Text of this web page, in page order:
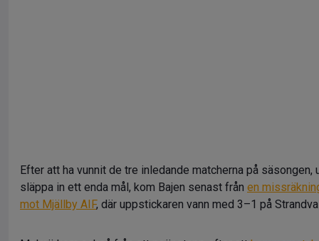
Efter att ha vunnit de tre inledande matcherna på säsongen,
släppa in ett enda mål, kom Bajen senast från en
mot Mjällby AIF, där uppstickaren vann med 3–1 på